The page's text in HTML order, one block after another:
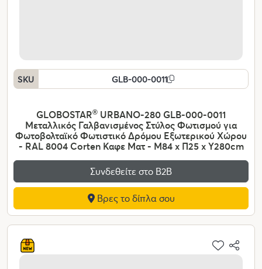
SKU GLB-000-0011
GLOBOSTAR® URBANO-280 GLB-000-0011
Μεταλλικός Γαλβανισμένος Στύλος Φωτισμού για
Φωτοβολταϊκό Φωτιστικό Δρόμου Εξωτερικού Χώρου
- RAL 8004 Corten Καφε Ματ - Μ84 x Π25 x Υ280cm
Συνδεθείτε στο Β2Β
Βρες το δίπλα σου